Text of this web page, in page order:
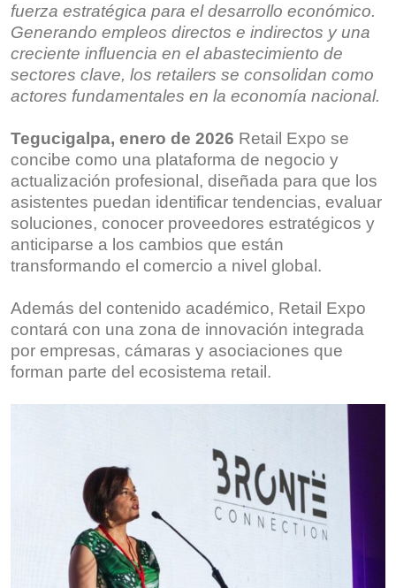
fuerza estratégica para el desarrollo económico.
Generando empleos directos e indirectos y una
creciente influencia en el abastecimiento de
sectores clave, los retailers se consolidan como
actores fundamentales en la economía nacional.
Tegucigalpa, enero de 2026 Retail Expo se
concibe como una plataforma de negocio y
actualización profesional, diseñada para que los
asistentes puedan identificar tendencias, evaluar
soluciones, conocer proveedores estratégicos y
anticiparse a los cambios que están
transformando el comercio a nivel global.
Además del contenido académico, Retail Expo
contará con una zona de innovación integrada
por empresas, cámaras y asociaciones que
forman parte del ecosistema retail.